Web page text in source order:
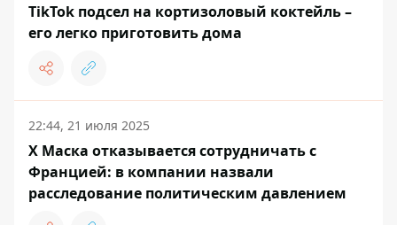
TikTok подсел на кортизоловый коктейль –
его легко приготовить дома
22:44, 21 июля 2025
X Маска отказывается сотрудничать с
Францией: в компании назвали
расследование политическим давлением